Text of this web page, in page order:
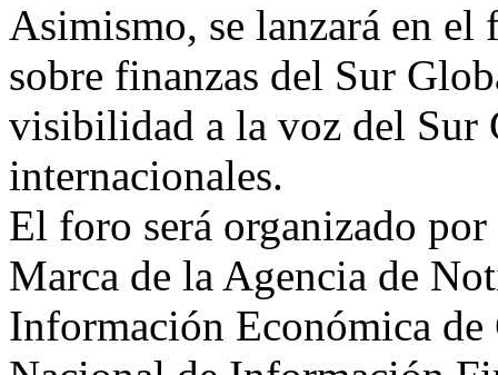
Asimismo, se lanzará en
sobre finanzas del Sur
visibilidad a la voz del Sur
internacionales.
El foro será organizado
Marca de la Agencia de
Información Económica